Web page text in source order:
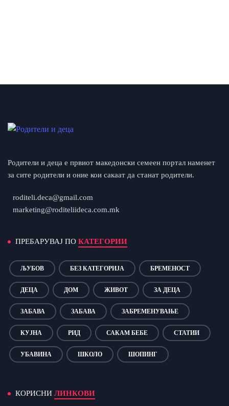
Родители и деца е првиот македонски семеен портал наменет
за сите родители и оние кои сакаат да станат родители.
roditeli.deca@gmail.com
marketing@roditeliideca.com.mk
ПРЕБАРУВАЈ ПО КАТЕГОРИИ
ЉУБОВ БЕЗ КАТЕГОРИЈА БРЕМЕНОСТ
ДЕЦА ДОМ ЖИВОТ ЗА ДЕЦА
ЗАБАВА ЗАБАВА ЗАБРЕМЕНУВАЊЕ
КУЈНА РИД САКАМ БЕБЕ СТАТИИ
УБАВИНА ШКОЛО ШОПИНГ
КОРИСНИ ЛИНКОВИ